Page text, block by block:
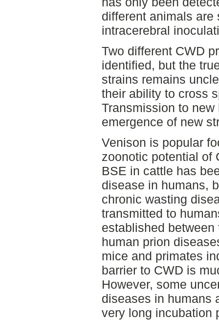
different animals
intracerebral
Two different CWD
identified, but the
strains remains
their ability to cross
Transmission to
emergence of new
Venison is popular
zoonotic potential of
BSE in cattle has
disease in humans,
chronic wasting
transmitted to
established
human prion
mice and primates
barrier to CWD is
However, some
diseases in humans
very long incubation